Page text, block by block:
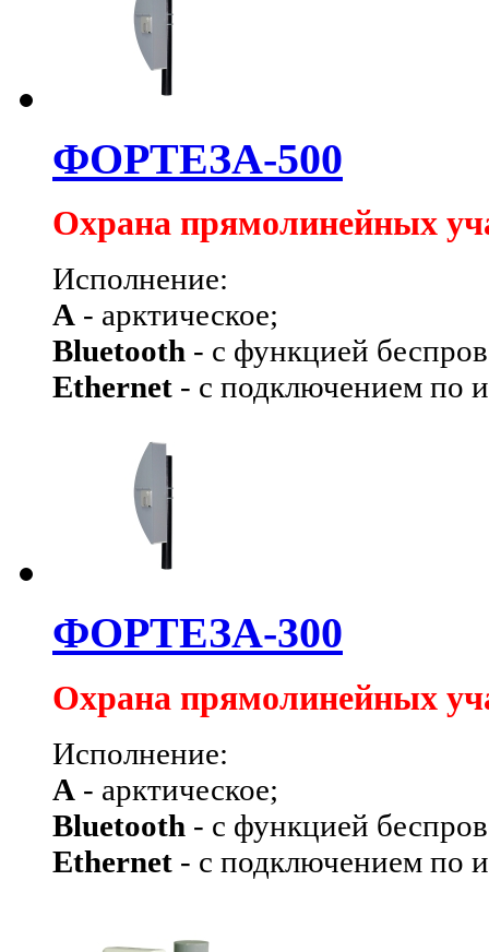
ФОРТЕЗА-500
Охрана прямолинейных
Исполнение:
А - арктическое;
Bluetooth - с функцией
Ethernet - с подключением по
ФОРТЕЗА-300
Охрана прямолинейных
Исполнение:
А - арктическое;
Bluetooth - с функцией
Ethernet - с подключением по